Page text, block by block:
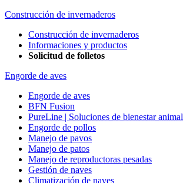
Construcción de invernaderos
Construcción de invernaderos
Informaciones y productos
Solicitud de folletos
Engorde de aves
Engorde de aves
BFN Fusion
PureLine | Soluciones de bienestar animal
Engorde de pollos
Manejo de pavos
Manejo de patos
Manejo de reproductoras pesadas
Gestión de naves
Climatización de naves